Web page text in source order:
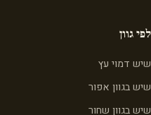
לפי גוון
שיש דמוי עץ
שיש בגוון אפור
שיש בגוון שחור